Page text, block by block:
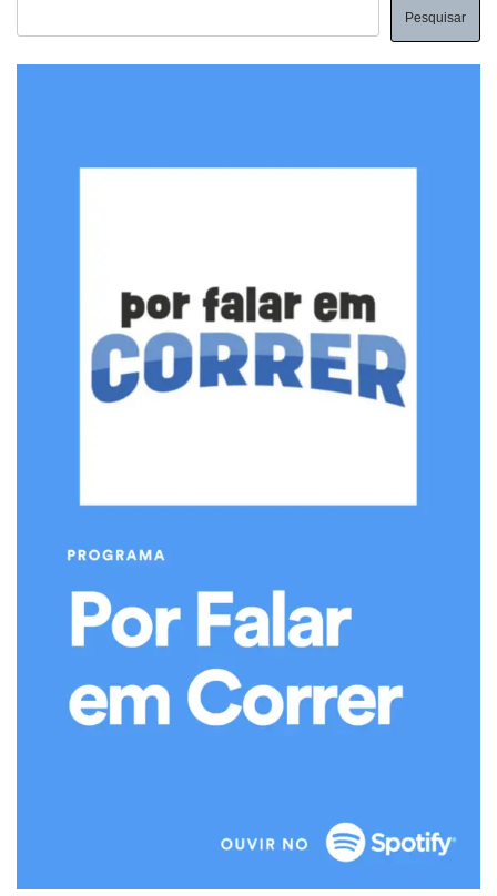
Pesquisar